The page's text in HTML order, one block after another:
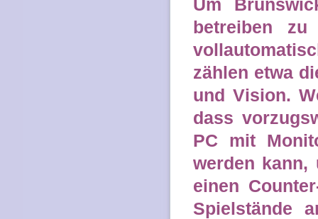
Um
betreiben
zählen etwa
und Vision.
dass
PC mit
werden kann,
einen
Spielstände